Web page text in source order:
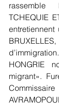
rassemble
TCHEQUIE
HONGRIE
migrant».